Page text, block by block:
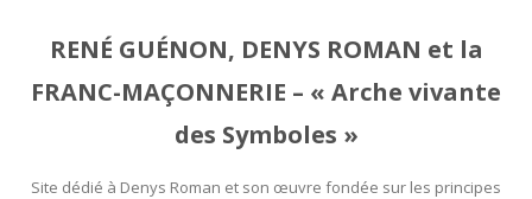
RENÉ GUÉNON, DENYS ROMAN et la
FRANC-MAÇONNERIE – « Arche vivante
des Symboles »
Site dédié à Denys Roman et son œuvre fondée sur les principes